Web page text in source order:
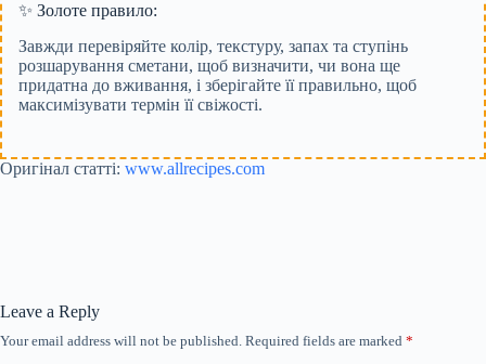
✨ Золоте правило:
Завжди перевіряйте колір, текстуру, запах та ступінь
розшарування сметани, щоб визначити, чи вона ще
придатна до вживання, і зберігайте її правильно, щоб
максимізувати термін її свіжості.
Оригінал статті: www.allrecipes.com
Leave a Reply
Your email address will not be published. Required fields are marked *